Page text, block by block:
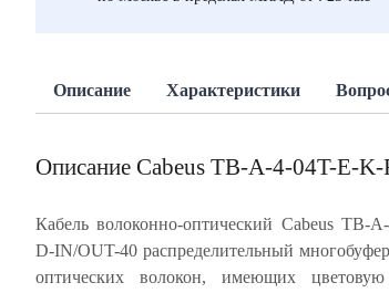
Описание Характеристики
Описание Cabeus TB-A-4-04T-E-
Кабель волоконно-оптический Cabeus TB-
D-IN/OUT-40 распределительный
оптических волокон, имеющих